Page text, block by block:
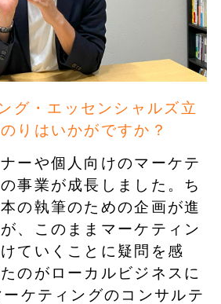
グ・エッセンシャルズ立
りはいかがですか？
ーや個人向けのマーケテ
事業が成長しました。ち
の執筆のための企画が進
、このままマーケティン
ていくことに疑問を感
のがローカルビジネスに
ケティングのコンサルテ